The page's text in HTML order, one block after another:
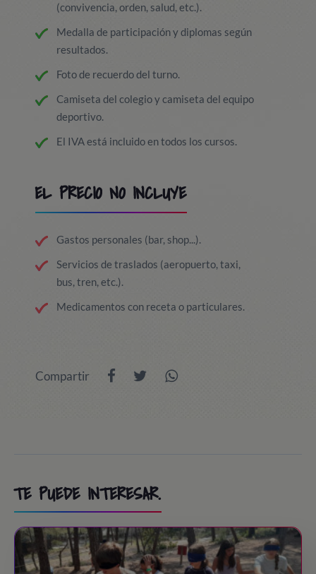
(convivencia, orden, salud, etc.).
Medalla de participación y diplomas según
resultados.
Foto de recuerdo del turno.
Camiseta del colegio y camiseta del equipo
deportivo.
El IVA está incluido en todos los cursos.
EL PRECIO NO INCLUYE
Gastos personales (bar, shop...).
Servicios de traslados (aeropuerto, taxi,
bus, tren, etc.).
Medicamentos con receta o particulares.
Compartir
TE PUEDE INTERESAR.